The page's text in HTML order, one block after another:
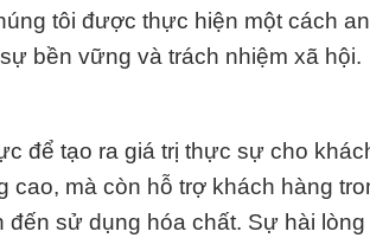
tôi được thực hiện một cách
bền vững và trách nhiệm xã hội.
để tạo ra giá trị thực sự cho
mà còn hỗ trợ khách hàng
sử dụng hóa chất. Sự hài